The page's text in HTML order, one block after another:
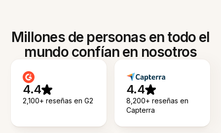
Millones de personas en todo el
mundo confían en nosotros
4.4
2,100+ reseñas en G2
4.4
8,200+ reseñas en
Capterra